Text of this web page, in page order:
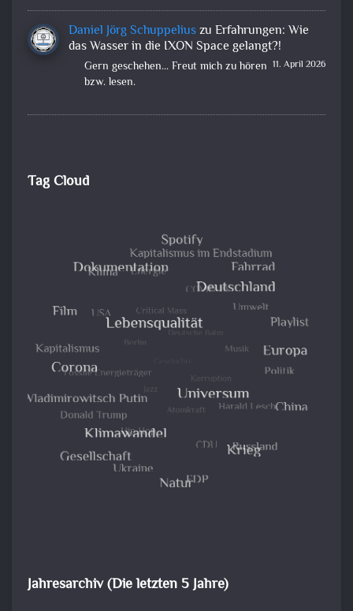
Daniel Jörg Schuppeliuszu Erfahrungen: Wie
das Wasser in die IXON Space gelangt?!
11. April 2026
Gern geschehen... Freut mich zu hören
bzw. lesen.
Tag Cloud
Jahresarchiv (Die letzten 5 Jahre)